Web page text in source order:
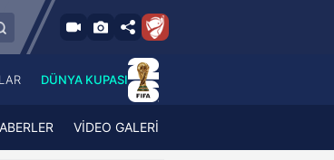
FC RFS Paide Linnameeskond
A Haber Radyo
A Spor Radyo
A News Radio
DÜNYA KUPASI
VİDEO GALERİ